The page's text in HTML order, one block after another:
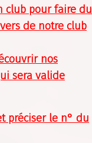
club pour faire du
de notre club
nos
sera valide
préciser le n° du